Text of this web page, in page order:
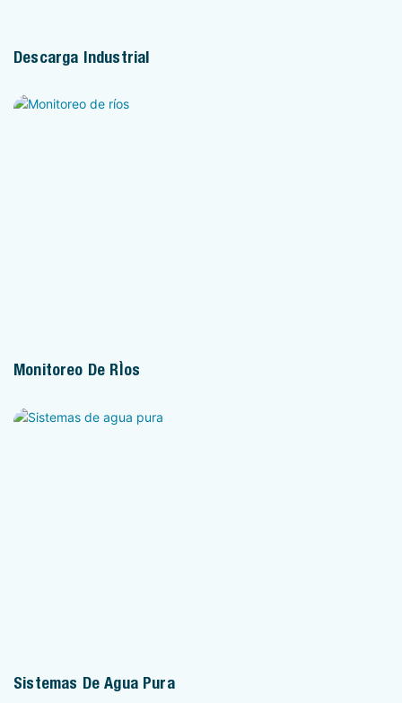
Descarga Industrial
Monitoreo De Ríos
Sistemas De Agua Pura